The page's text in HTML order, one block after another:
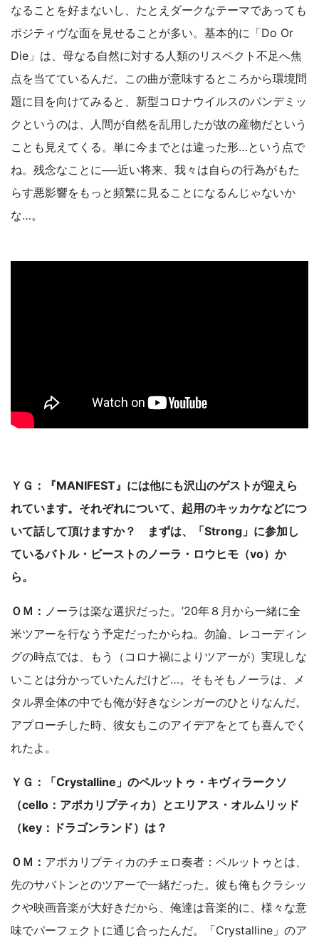
なることを好まないし、たとえダークなテーマであっても
ポジティヴな面を見せることが多い。基本的に「Do Or
Die」は、母なる自然に対する人類のリスペクト不足へ焦
点を当てているんだ。この曲が意味するところから環境問
題に目を向けてみると、新型コロナウイルスのパンデミッ
クというのは、人間が自然を乱用したが故の産物だという
ことも見えてくる。単に今までとは違った形…という点で
ね。残念なことに──近い将来、我々は自らの行為がもた
らす悪影響をもっと頻繁に見ることになるんじゃないか
な…。
ＹＧ：『MANIFEST』には他にも沢山のゲストが迎えら
れています。それぞれについて、起用のキッカケなどにつ
いて話して頂けますか？ まずは、「Strong」に参加し
ているバトル・ビーストのノーラ・ロウヒモ（vo）か
ら。
ＯＭ： ノーラは楽な選択だった。’20年８月から一緒に全
米ツアーを行なう予定だったからね。勿論、レコーディン
グの時点では、もう（コロナ禍によりツアーが）実現しな
いことは分かっていたんだけど…。そもそもノーラは、メ
タル界全体の中でも俺が好きなシンガーのひとりなんだ。
アプローチした時、彼女もこのアイデアをとても喜んでく
れたよ。
ＹＧ：「Crystalline」のペルットゥ・キヴィラークソ
（cello：アポカリプティカ）とエリアス・オルムリッド
（key：ドラゴンランド）は？
ＯＭ： アポカリプティカのチェロ奏者：ペルットゥとは、
先のサバトンとのツアーで一緒だった。彼も俺もクラシッ
クや映画音楽が大好きだから、俺達は音楽的に、様々な意
味でパーフェクトに通じ合ったんだ。「Crystalline」のア